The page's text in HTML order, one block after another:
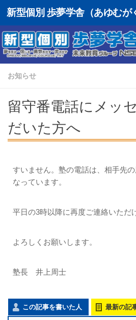
新型個別 歩夢学舎（あゆむが
お知らせ
留守番電話にメッ
だいた方へ
すいません。塾の電話は、相手先
なっています。
平日の3時以降に再度ご連絡いただ
よろしくお願いします。
塾長 井上周士
この記事を書いた人 最新の記